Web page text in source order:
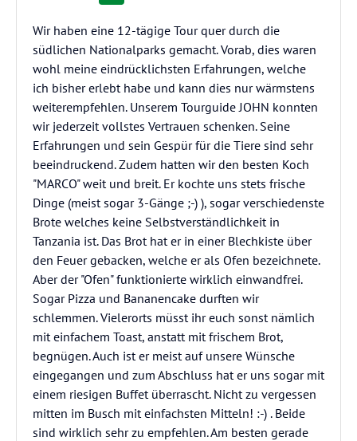
Wir haben eine 12-tägige Tour quer durch die
südlichen Nationalparks gemacht. Vorab, dies waren
wohl meine eindrücklichsten Erfahrungen, welche
ich bisher erlebt habe und kann dies nur wärmstens
weiterempfehlen. Unserem Tourguide JOHN konnten
wir jederzeit vollstes Vertrauen schenken. Seine
Erfahrungen und sein Gespür für die Tiere sind sehr
beeindruckend. Zudem hatten wir den besten Koch
"MARCO" weit und breit. Er kochte uns stets frische
Dinge (meist sogar 3-Gänge ;-) ), sogar verschiedenste
Brote welches keine Selbstverständlichkeit in
Tanzania ist. Das Brot hat er in einer Blechkiste über
den Feuer gebacken, welche er als Ofen bezeichnete.
Aber der "Ofen" funktionierte wirklich einwandfrei.
Sogar Pizza und Bananencake durften wir
schlemmen. Vielerorts müsst ihr euch sonst nämlich
mit einfachem Toast, anstatt mit frischem Brot,
begnügen. Auch ist er meist auf unsere Wünsche
eingegangen und zum Abschluss hat er uns sogar mit
einem riesigen Buffet überrascht. Nicht zu vergessen
mitten im Busch mit einfachsten Mitteln! :-) . Beide
sind wirklich sehr zu empfehlen. Am besten gerade